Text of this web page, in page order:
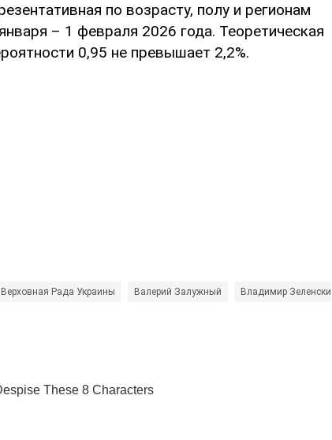
по возрасту, полу и регионам
– 1 февраля 2026 года. Теоретическая
0,95 не превышает 2,2%.
Верховная Рада Украины Валерий Залужный Владимир Зеленский